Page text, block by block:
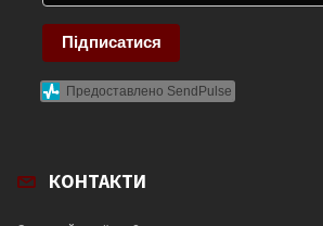
Підписатися
Предоставлено SendPulse
КОНТАКТИ